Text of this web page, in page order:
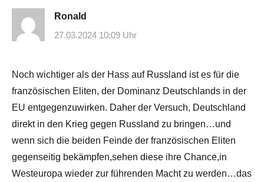
Ronald
27.03.2024 10:09 Uhr
Noch wichtiger als der Hass auf Russland ist es für die
französischen Eliten, der Dominanz Deutschlands in der
EU entgegenzuwirken. Daher der Versuch, Deutschland
direkt in den Krieg gegen Russland zu bringen…und
wenn sich die beiden Feinde der französischen Eliten
gegenseitig bekämpfen,sehen diese ihre Chance,in
Westeuropa wieder zur führenden Macht zu werden…das